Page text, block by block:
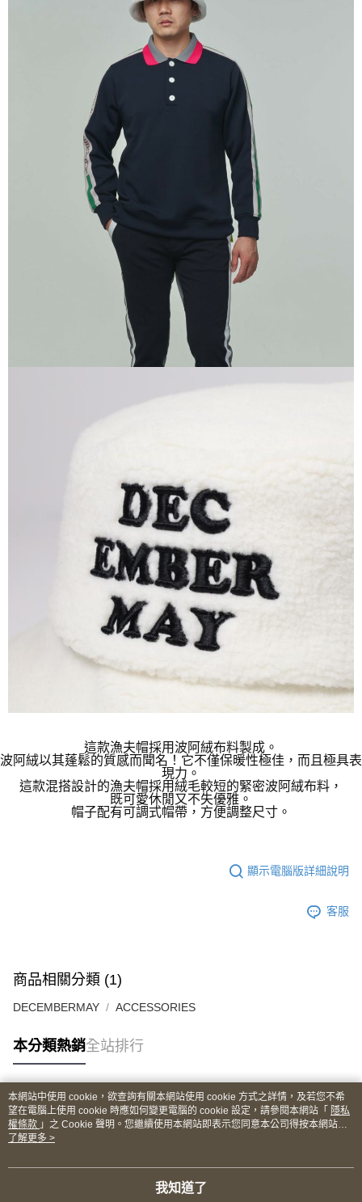
這款漁夫帽採用波阿絨布料製成。
波阿絨以其蓬鬆的質感而聞名！它不僅保暖性極佳，而且極具表
現力。
這款混搭設計的漁夫帽採用絨毛較短的緊密波阿絨布料，
既可愛休閒又不失優雅。
帽子配有可調式帽帶，方便調整尺寸。
顯示電腦版詳細說明
客服
商品相關分類 (1)
DECEMBERMAY ACCESSORIES
本分類熱銷全站排行
熱門標籤
本網站中使用 cookie，欲查詢有關本網站使用 cookie 方式之詳情，及若您不希
望在電腦上使用 cookie 時應如何變更電腦的 cookie 設定，請參閱本網站「 隱私
權條款 」之 Cookie 聲明。您繼續使用本網站即表示您同意本公司得按本網站使
用條款之 Cookie 聲明使用 cookie。
了解更多 >
我知道了